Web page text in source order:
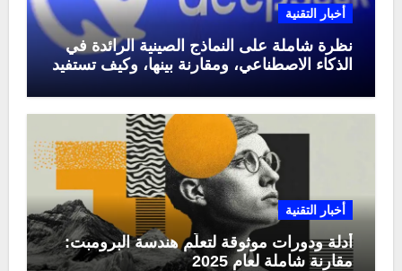
أخبار التقنية
نظرة شاملة على النماذج الصينية الرائدة في
الذكاء الاصطناعي، ومقارنة بينها، وكيف تستفيد
أخبار التقنية
أدلة ودورات موثوقة لتعلّم هندسة البرومبت:
مقارنة شاملة لعام 2025